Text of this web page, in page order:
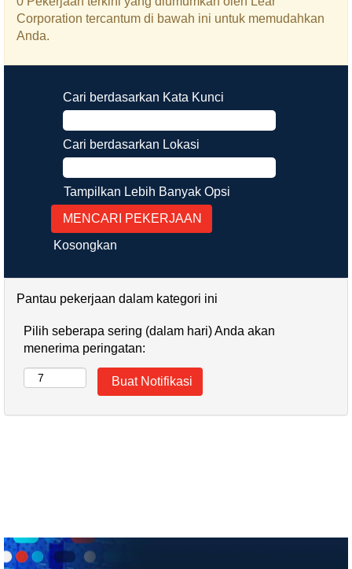
Corporation tercantum di bawah ini untuk memudahkan
Anda.
Cari berdasarkan Kata Kunci
Cari berdasarkan Lokasi
Tampilkan Lebih Banyak Opsi
Kosongkan
Pantau pekerjaan dalam kategori ini
Pilih seberapa sering (dalam hari) Anda akan
menerima peringatan: